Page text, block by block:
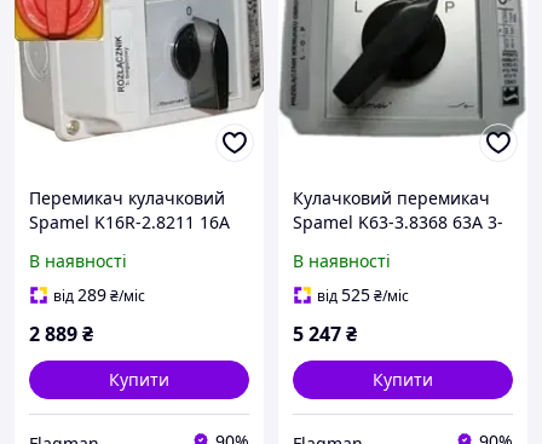
Перемикач кулачковий
Spamel K16R-2.8211 16A
В наявності
від289₴/міс
2 889₴
Купити
Кулачковий перемикач
Spamel K63-3.8368 63A 3-
В наявності
від525₴/міс
5 247₴
Купити